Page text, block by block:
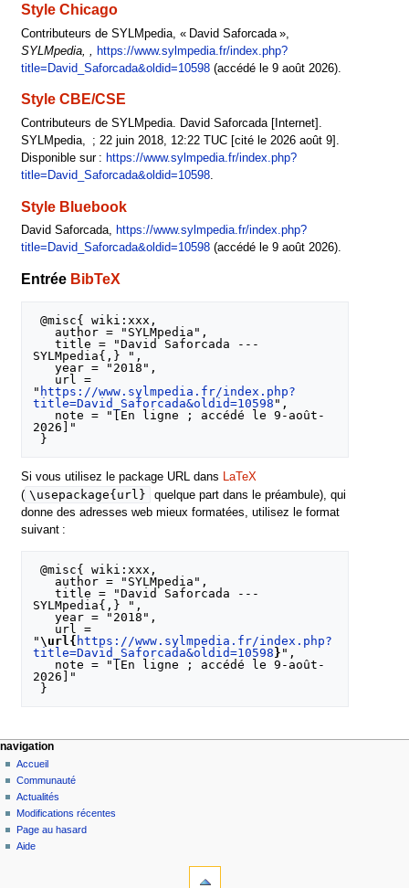
Style Chicago
Contributeurs de SYLMpedia, « David Saforcada »,
SYLMpedia, , https://www.sylmpedia.fr/index.php?
title=David_Saforcada&oldid=10598(accédé le 9 août 2026).
Style CBE/CSE
Contributeurs de SYLMpedia. David Saforcada [Internet].
SYLMpedia, ; 22 juin 2018, 12:22 TUC [cité le 2026 août 9].
Disponible sur : https://www.sylmpedia.fr/index.php?
title=David_Saforcada&oldid=10598.
Style Bluebook
David Saforcada, https://www.sylmpedia.fr/index.php?
title=David_Saforcada&oldid=10598(accédé le 9 août 2026).
Entrée BibTeX
@misc{ wiki:xxx,
   title = "David Saforcada ---
SYLMpedia{,} ",
   year = "2018",
" https://www.sylmpedia.fr/index.php?
title=David_Saforcada&oldid=10598 ",
2026]"
Si vous utilisez le package URL dans LaTeX
( \usepackage{url}
quelque part dans le préambule), qui
donne des adresses web mieux formatées, utilisez le format
suivant :
@misc{ wiki:xxx,
   title = "David Saforcada ---
SYLMpedia{,} ",
   year = "2018",
"\url{ https://www.sylmpedia.fr/index.php?
title=David_Saforcada&oldid=10598 } ",
2026]"
navigation
Accueil
Communauté
Actualités
Modifications récentes
Page au hasard
Aide